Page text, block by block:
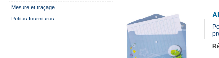
Mesure et traçage
Petites fournitures